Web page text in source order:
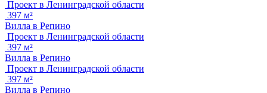
Проект в Ленинградской области
397 м²
Вилла в Репино
Проект в Ленинградской области
397 м²
Вилла в Репино
Проект в Ленинградской области
397 м²
Вилла в Репино